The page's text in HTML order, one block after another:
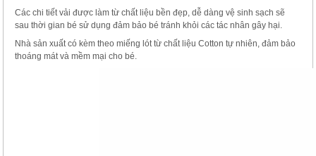
Các chi tiết vải được làm từ chất liệu bền đẹp, dễ dàng vệ sinh sạch sẽ
sau thời gian bé sử dụng đảm bảo bé tránh khỏi các tác nhân gây hại.
Nhà sản xuất có kèm theo miếng lót từ chất liệu Cotton tự nhiên, đảm bảo
thoáng mát và mềm mại cho bé.